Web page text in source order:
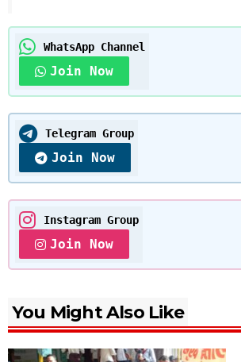
WhatsApp Channel
Join Now
Telegram Group
Join Now
Instagram Group
Join Now
You Might Also Like